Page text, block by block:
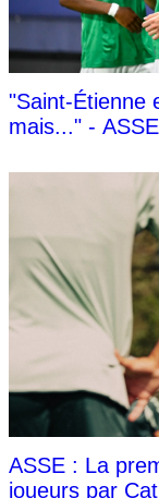
"Saint-Étienne
mais..." - ASSE
ASSE : La
joueurs par